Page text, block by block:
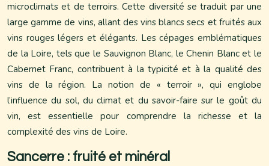
microclimats et de terroirs. Cette diversité se traduit par une
large gamme de vins, allant des vins blancs secs et fruités aux
vins rouges légers et élégants. Les cépages emblématiques
de la Loire, tels que le Sauvignon Blanc, le Chenin Blanc et le
Cabernet Franc, contribuent à la typicité et à la qualité des
vins de la région. La notion de « terroir », qui englobe
l’influence du sol, du climat et du savoir-faire sur le goût du
vin, est essentielle pour comprendre la richesse et la
complexité des vins de Loire.
Sancerre : fruité et minéral